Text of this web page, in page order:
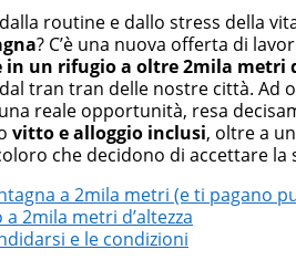
dell'Associazione Culturale "La
routine e dallo stress della
? C’è una nuova offerta di
in un rifugio a oltre 2mila metri
tran tran delle nostre città. Ad
reale opportunità, resa
vitto e alloggio inclusi, oltre a
che decidono di accettare la
a 2mila metri (e ti pagano
2mila metri d’altezza
e le condizioni